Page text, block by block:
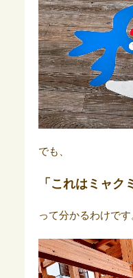
でも、
「これはミャク
って分かるわけです